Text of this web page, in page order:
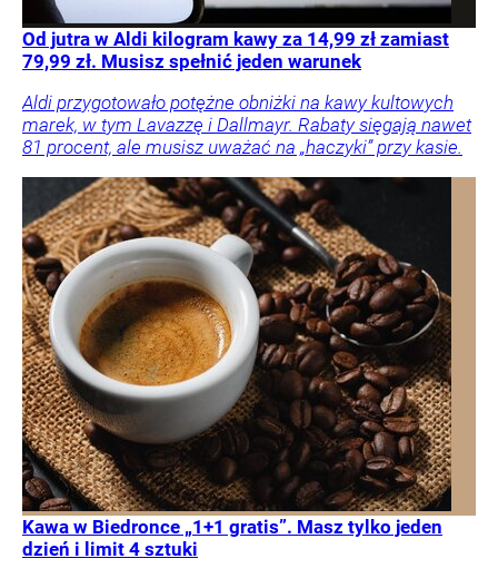
Od jutra w Aldi kilogram kawy za 14,99 zł zamiast
79,99 zł. Musisz spełnić jeden warunek
Aldi przygotowało potężne obniżki na kawy kultowych
marek, w tym Lavazzę i Dallmayr. Rabaty sięgają nawet
81 procent, ale musisz uważać na „haczyki” przy kasie.
Kawa w Biedronce „1+1 gratis”. Masz tylko jeden
dzień i limit 4 sztuki